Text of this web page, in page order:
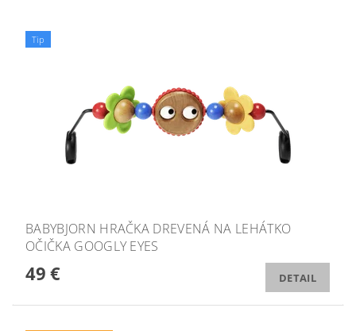
Tip
BABYBJORN HRAČKA DREVENÁ NA LEHÁTKO
OČIČKA GOOGLY EYES
49 € DETAIL